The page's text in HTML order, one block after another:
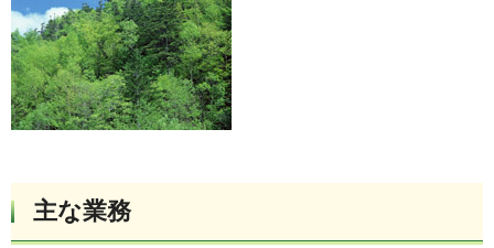
主な業務